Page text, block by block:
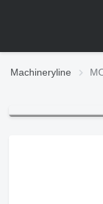
Machineryline